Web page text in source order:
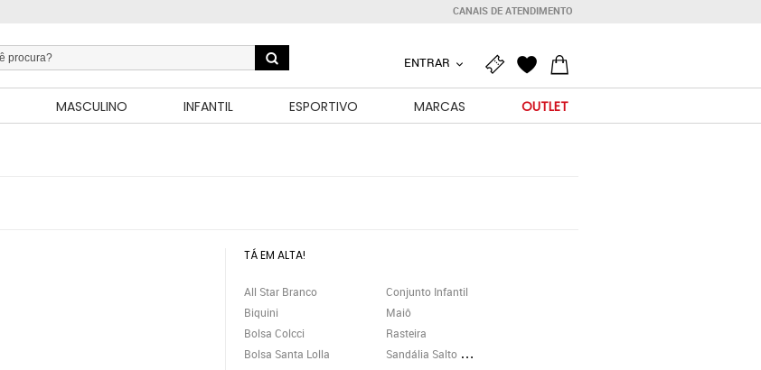
CANAIS DE ATENDIMENTO
ENTRAR
MASCULINO INFANTIL ESPORTIVO MARCAS OUTLET
TÁ EM ALTA!
All Star Branco
Biquini
Bolsa Colcci
Bolsa Santa Lolla
Conjunto Infantil
Maiô
Rasteira
Sandália Salto Grosso